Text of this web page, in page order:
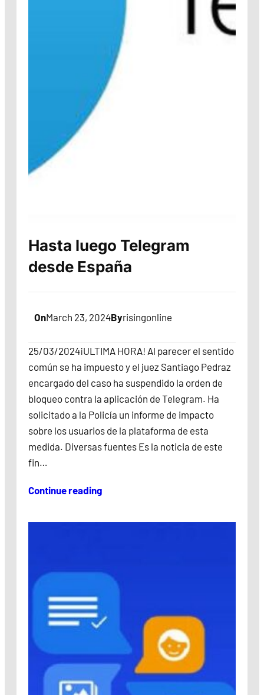
Hasta luego Telegram
desde España
OnMarch 23, 2024Byrisingonline
25/03/2024¡ULTIMA HORA! Al parecer el sentido
común se ha impuesto y el juez Santiago Pedraz
encargado del caso ha suspendido la orden de
bloqueo contra la aplicación de Telegram. Ha
solicitado a la Policía un informe de impacto
sobre los usuarios de la plataforma de esta
medida. Diversas fuentes Es la noticia de este
fin…
Continue reading